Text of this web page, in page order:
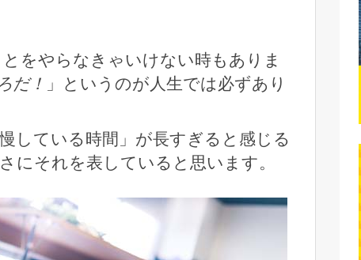
をやらなきゃいけない時もありま
だ！ 」というのが人生では必ずあり
している時間」が長すぎると感じる
にそれを表していると思います。